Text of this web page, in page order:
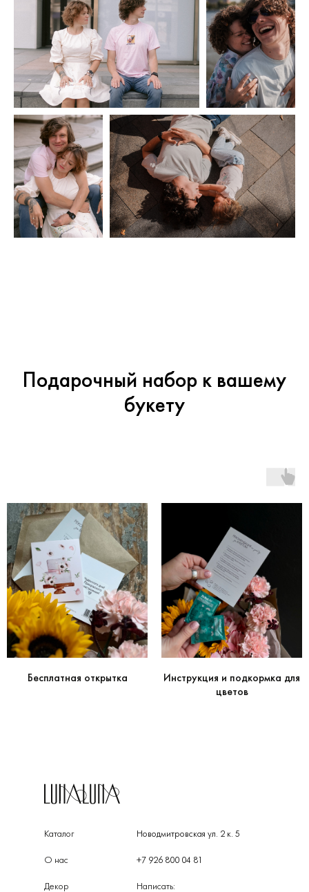
Подарочный набор к вашему
букету
Бесплатная открытка
Инструкция и подкормка для
цветов
Каталог
О нас
Декор
Новодмитровская ул. 2 к. 5
+7 926 800 04 81
Написать: